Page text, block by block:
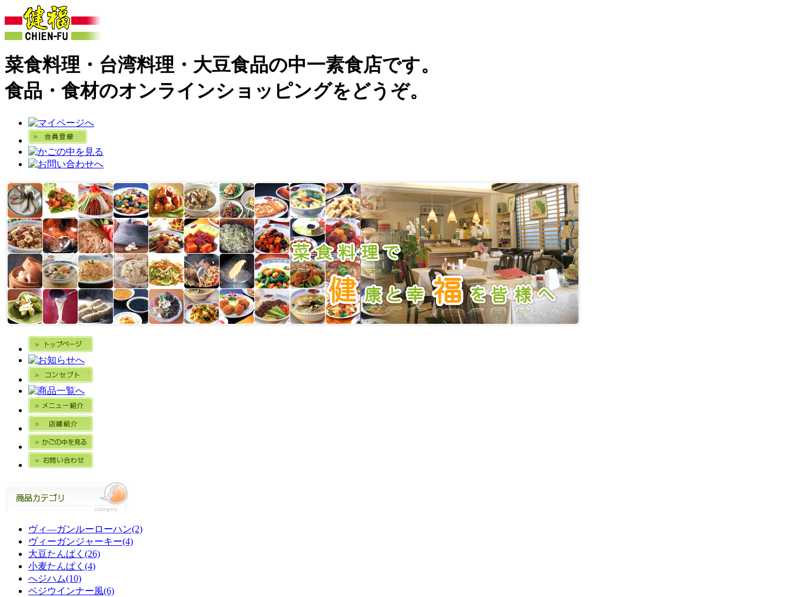
菜食料理・台湾料理・大豆食品の中一素食店です。
食品・食材のオンラインショッピングをどうぞ。
ヴィ―ガンルーローハン(2)
ヴィーガンジャーキー(4)
大豆たんぱく(26)
小麦たんぱく(4)
へジハム(10)
ベジウインナー風(6)